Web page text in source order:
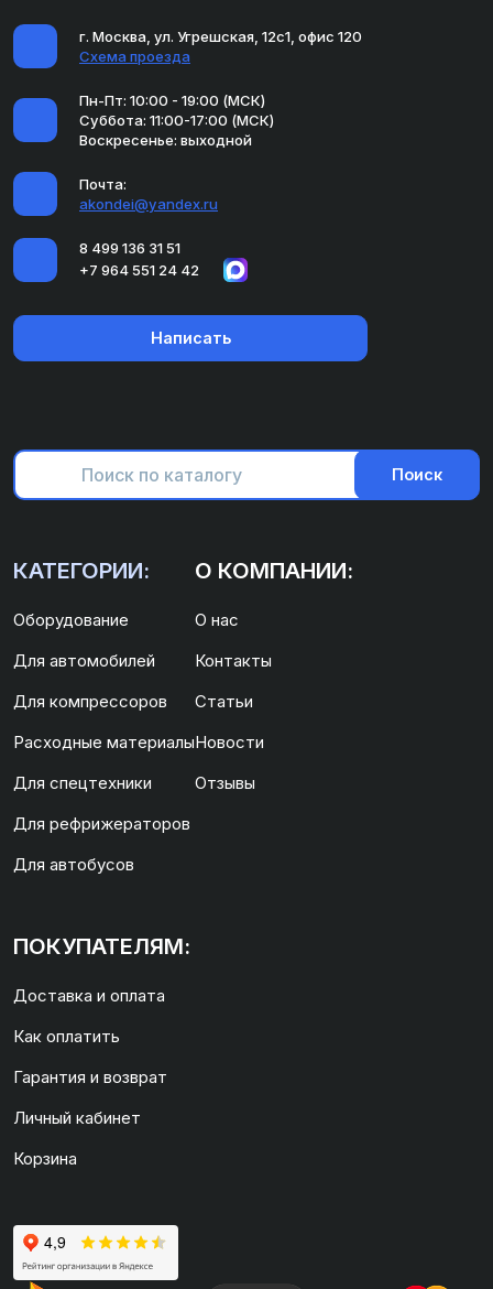
г. Москва, ул. Угрешская, 12с1, офис 120
Схема проезда
Пн-Пт: 10:00 - 19:00 (МСК)
Суббота: 11:00-17:00 (МСК)
Воскресенье: выходной
Почта:
akondei@yandex.ru
8 499 136 31 51
+7 964 551 24 42
Написать
Поиск
КАТЕГОРИИ:
Оборудование
Для автомобилей
Для компрессоров
Расходные материалы
Для спецтехники
Для рефрижераторов
Для автобусов
О КОМПАНИИ:
О нас
Контакты
Статьи
Новости
Отзывы
ПОКУПАТЕЛЯМ:
Доставка и оплата
Как оплатить
Гарантия и возврат
Личный кабинет
Корзина